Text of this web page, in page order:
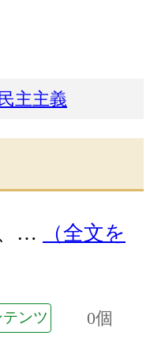
主主義
…
（全文を
ンツ 0個